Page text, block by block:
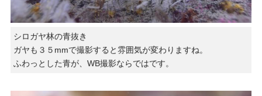
シロガヤ林の青抜き
ガヤも３５mmで撮影すると雰囲気が変わりますね。
ふわっとした青が、WB撮影ならではです。